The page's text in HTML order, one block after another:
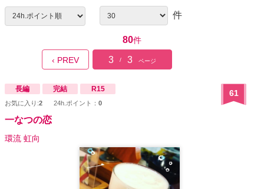
件
80件
‹ PREV 3 / 3 ページ
長編 完結 R15
お気に入り:2 24h.ポイント： 0
61
一なつの恋
環流 虹向